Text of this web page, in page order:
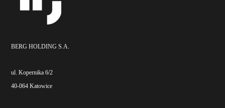
BERG HOLDING S.A.
ul. Kopernika 6/2
40-064 Katowice